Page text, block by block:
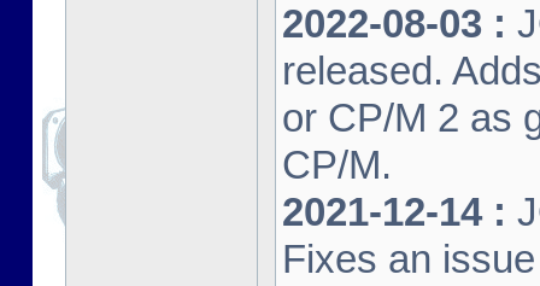
2022-08-03 :
released.
or CP/M 2 as
CP/M.
2021-12-14 :
Fixes an